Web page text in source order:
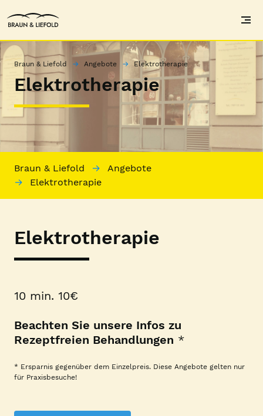
Braun & Liefold
Braun & Liefold Angebote Elektrotherapie
Elektrotherapie
Braun & Liefold
Angebote
Elektrotherapie
Elektrotherapie
10 min. 10€
Beachten Sie unsere Infos zu
Rezeptfreien Behandlungen *
* Ersparnis gegenüber dem Einzelpreis. Diese Angebote gelten nur
für Praxisbesuche!